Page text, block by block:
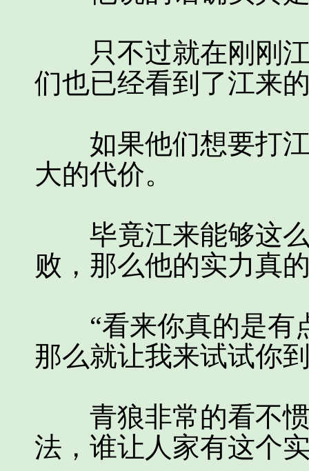
只不过就在刚刚江
们也已经看到了江来
如果他们想要打江
大的代价。
毕竟江来能够这么
败，那么他的实力真
“看来你真的是有
那么就让我来试试你
青狼非常的看不惯
法，谁让人家有这个